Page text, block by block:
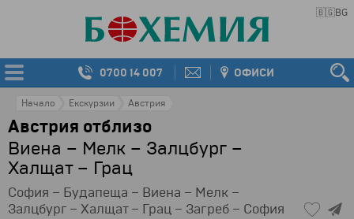
🇧🇬BG
0700 14 007 ОФИСИ
Начало Екскурзии Австрия
Австрия отблизо
Виена – Мелк – Залцбург –
Халщат – Грац
София – Будапеща – Виена – Мелк –
Залцбург – Халщат – Грац – Загреб – София